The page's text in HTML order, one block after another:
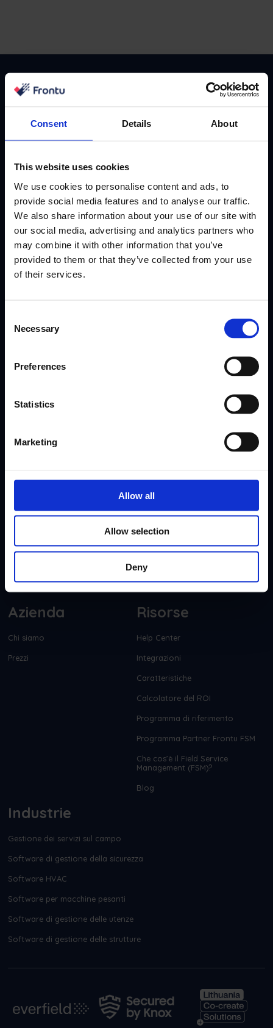
Consent Details About
This website uses cookies
We use cookies to personalise content and ads, to
provide social media features and to analyse our traffic.
We also share information about your use of our site with
our social media, advertising and analytics partners who
may combine it with other information that you’ve
provided to them or that they’ve collected from your use
of their services.
Selection
Necessary
Preferences
Statistics
Marketing
Allow all
Allow selection
Deny
Il vantaggio mensile del vostro
Unitevi agli oltre 10.000 leader FSM. Abbonatevi alla
Troviamo e riportiamo casi di studio, storie di
successo e playbook che stanno funzionando in
questo momento.
App per i dipendenti
Forza lavoro della motricità
Azienda
Chi siamo
Prezzi
Risorse
Help Center
Integrazioni
Caratteristiche
Calcolatore del ROI
Programma di riferimento
Programma Partner Frontu FSM
Che cos’è il Field Service
Management (FSM)?
Blog
Industrie
Gestione dei servizi sul campo
Software di gestione della sicurezza
Software HVAC
Software per macchine pesanti
Software di gestione delle utenze
Software di gestione delle strutture